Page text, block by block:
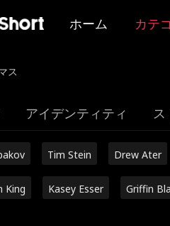
ホーム カテ
ス
アイデンティティ ス
Tim Stein Drew Ater
King Kasey Esser Griffin